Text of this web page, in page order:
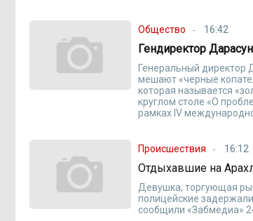
Общество 16:42
Гендиректор
Генеральный директор
мешают «черные
которая называется
круглом столе «О
рамках IV
Происшествия 16:12
Отдыхавшие на
Девушка, торгующая
полицейские
сообщили «Забмедиа»